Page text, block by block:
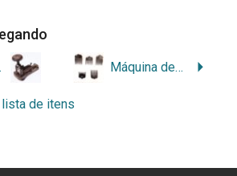
Máquina de cortar cabelo
lista de itens